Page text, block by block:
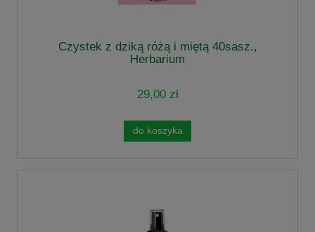
Czystek z dziką różą i miętą 40sasz.,
Herbarium
29,00 zł
do koszyka